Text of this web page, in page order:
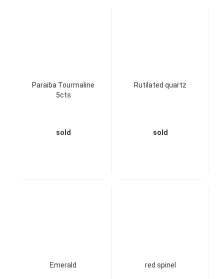
Paraiba Tourmaline
5cts
sold
Rutilated quartz
sold
Emerald red spinel